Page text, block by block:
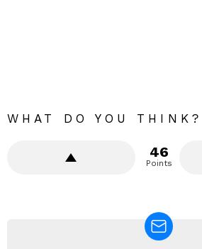
WHAT DO YOU THINK?
46
Points